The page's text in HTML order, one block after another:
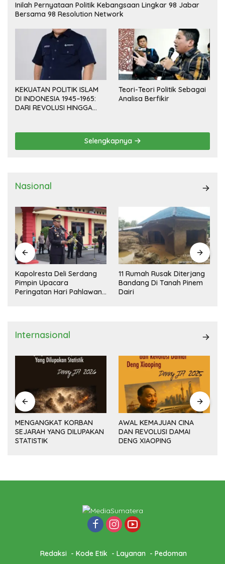
Inilah Pernyataan Politik Kebangsaan Lingkar 98 Jabar
Bersama 98 Resolution Network
KEKUATAN POLITIK ISLAM
DI INDONESIA 1945–1965:
DARI REVOLUSI HINGGA
Teori-Teori Politik Sebagai
Analisa Berfikir
Selengkapnya
Nasional
Kapolresta Deli Serdang
Pimpin Upacara
Peringatan Hari Pahlawan
11 Rumah Rusak Diterjang
Bandang Di Tanah Pinem
Dairi
Internasional
MENGANGKAT KORBAN
SEJARAH YANG DILUPAKAN
STATISTIK
AWAL KEMAJUAN CINA
DAN REVOLUSI DAMAI
DENG XIAOPING
Redaksi Kode Etik Layanan
Pedoman